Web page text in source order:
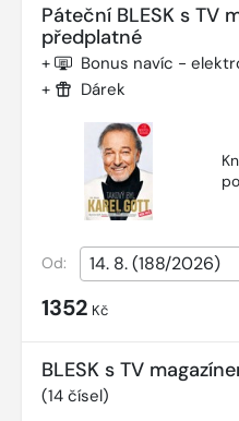
Páteční BLESK s TV
předplatné
+ Bonus navíc -
+ Dárek
Od:
1352 Kč
BLESK s TV
(14 čísel)